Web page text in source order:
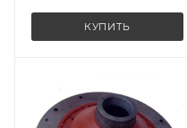
КУПИТЬ